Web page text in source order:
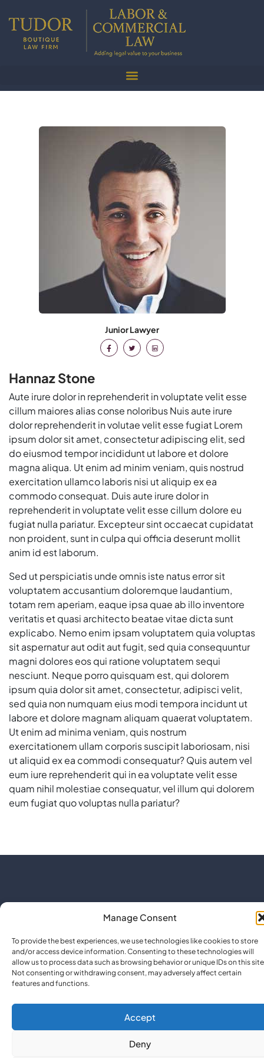
Manage Consent
To provide the best experiences, we use technologies like cookies to store
and/or access device information. Consenting to these technologies will
allow us to process data such as browsing behavior or unique IDs on this
Not consenting or withdrawing consent, may adversely affect certain
features and functions.
Accept
Deny
Junior Lawyer
Hannaz Stone
Aute irure dolor in reprehenderit in voluptate velit esse
cillum maiores alias conse noloribus Nuis aute irure
dolor reprehenderit in volutae velit esse fugiat Lorem
ipsum dolor sit amet, consectetur adipiscing elit, sed
do eiusmod tempor incididunt ut labore et dolore
magna aliqua. Ut enim ad minim veniam, quis nostrud
exercitation ullamco laboris nisi ut aliquip ex ea
commodo consequat. Duis aute irure dolor in
reprehenderit in voluptate velit esse cillum dolore eu
fugiat nulla pariatur. Excepteur sint occaecat cupidatat
non proident, sunt in culpa qui officia deserunt mollit
anim id est laborum.
Sed ut perspiciatis unde omnis iste natus error sit
voluptatem accusantium doloremque laudantium,
totam rem aperiam, eaque ipsa quae ab illo inventore
veritatis et quasi architecto beatae vitae dicta sunt
explicabo. Nemo enim ipsam voluptatem quia voluptas
sit aspernatur aut odit aut fugit, sed quia consequuntur
magni dolores eos qui ratione voluptatem sequi
nesciunt. Neque porro quisquam est, qui dolorem
ipsum quia dolor sit amet, consectetur, adipisci velit,
sed quia non numquam eius modi tempora incidunt ut
labore et dolore magnam aliquam quaerat voluptatem.
Ut enim ad minima veniam, quis nostrum
exercitationem ullam corporis suscipit laboriosam, nisi
ut aliquid ex ea commodi consequatur? Quis autem vel
eum iure reprehenderit qui in ea voluptate velit esse
quam nihil molestiae consequatur, vel illum qui dolorem
eum fugiat quo voluptas nulla pariatur?
Copyright © 2025, Tudor Floriana – Cabinet de Avocat
(TUDOR – Boutique Law Firm)